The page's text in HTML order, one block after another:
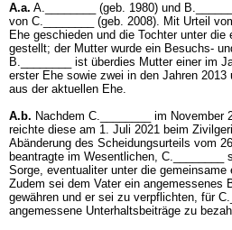
A.a. A.________ (geb. 1980) und
von C.________ (geb. 2008). Mit Urteil
Ehe geschieden und die Tochter unter die
gestellt; der Mutter wurde ein Besuchs-
B.________ ist überdies Mutter einer im
erster Ehe sowie zwei in den Jahren 2013
aus der aktuellen Ehe.
A.b. Nachdem C.________ im November
reichte diese am 1. Juli 2021 beim
Abänderung des Scheidungsurteils vom
beantragte im Wesentlichen, C.________
Sorge, eventualiter unter die
Zudem sei dem Vater ein angemessenes
gewähren und er sei zu verpflichten, für
angemessene Unterhaltsbeiträge zu